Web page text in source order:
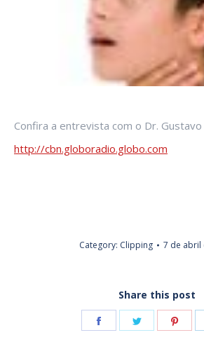
Confira a entrevista com o Dr. Gustavo
http://cbn.globoradio.globo.com
Category: Clipping 7 de abril
Share this post
Share
Share